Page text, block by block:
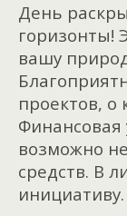
День
горизонты!
вашу
проектов, о
Финансовая
возможно
средств. В
инициативу.